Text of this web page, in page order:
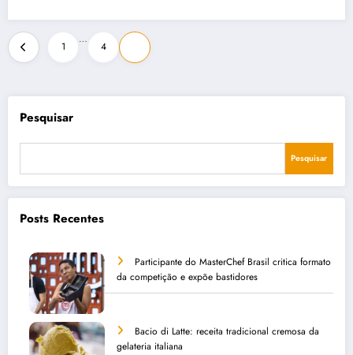
Paginação
de
posts
1
…
4
Pesquisar
Pesquisar
Posts Recentes
Participante do MasterChef Brasil critica formato
da competição e expõe bastidores
Bacio di Latte: receita tradicional cremosa da
gelateria italiana